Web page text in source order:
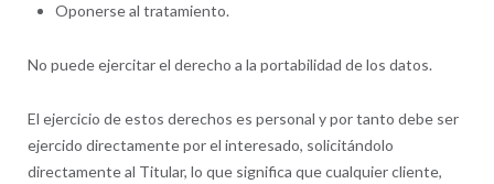
Oponerse al tratamiento.
No puede ejercitar el derecho a la portabilidad de los datos.
El ejercicio de estos derechos es personal y por tanto debe ser
ejercido directamente por el interesado, solicitándolo
directamente al Titular, lo que significa que cualquier cliente,